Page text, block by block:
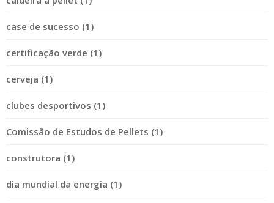
case de sucesso (1)
certificação verde (1)
cerveja (1)
clubes desportivos (1)
Comissão de Estudos de Pellets (1)
construtora (1)
dia mundial da energia (1)